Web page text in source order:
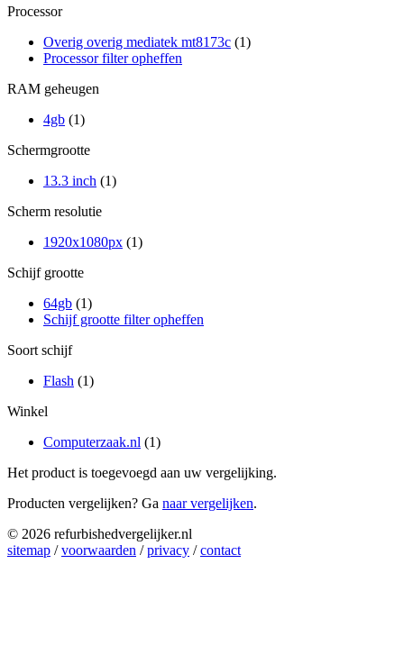
Processor
Overig overig mediatek mt8173c (1)
Processor filter opheffen
RAM geheugen
4gb (1)
Schermgrootte
13.3 inch (1)
Scherm resolutie
1920x1080px (1)
Schijf grootte
64gb (1)
Schijf grootte filter opheffen
Soort schijf
Flash (1)
Winkel
Computerzaak.nl (1)
Het product is toegevoegd aan uw vergelijking.
Producten vergelijken? Ga naar vergelijken.
© 2026 refurbishedvergelijker.nl
sitemap /voorwaarden /privacy /contact